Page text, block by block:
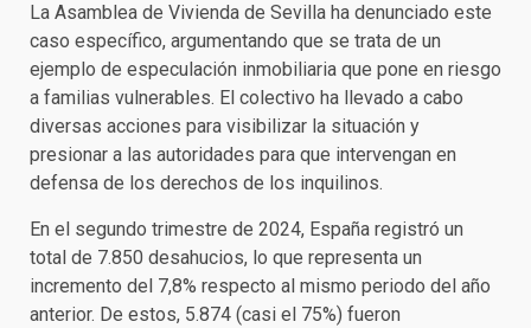
La Asamblea de Vivienda de Sevilla ha denunciado este
caso específico, argumentando que se trata de un
ejemplo de especulación inmobiliaria que pone en riesgo
a familias vulnerables. El colectivo ha llevado a cabo
diversas acciones para visibilizar la situación y
presionar a las autoridades para que intervengan en
defensa de los derechos de los inquilinos.
En el segundo trimestre de 2024, España registró un
total de 7.850 desahucios, lo que representa un
incremento del 7,8% respecto al mismo periodo del año
anterior. De estos, 5.874 (casi el 75%) fueron